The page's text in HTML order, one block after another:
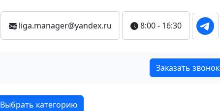
liga.manager@yandex.ru 8:00 - 16:30
Заказать звонок
Выбрать категорию